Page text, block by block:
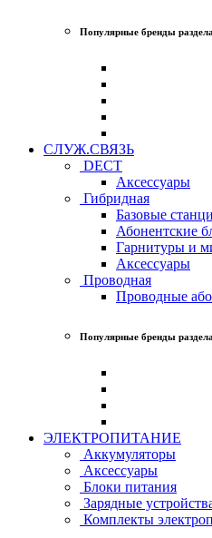
Популярные бренды раздела
СЛУЖ.СВЯЗЬ
DECT
Аксессуары
Гибридная
Базовые
Абонентские
Гарнитуры и
Аксессуары
Проводная
Проводные
Популярные бренды раздела
ЭЛЕКТРОПИТАНИЕ
Аккумуляторы
Аксессуары
Блоки питания
Зарядные
Комплекты